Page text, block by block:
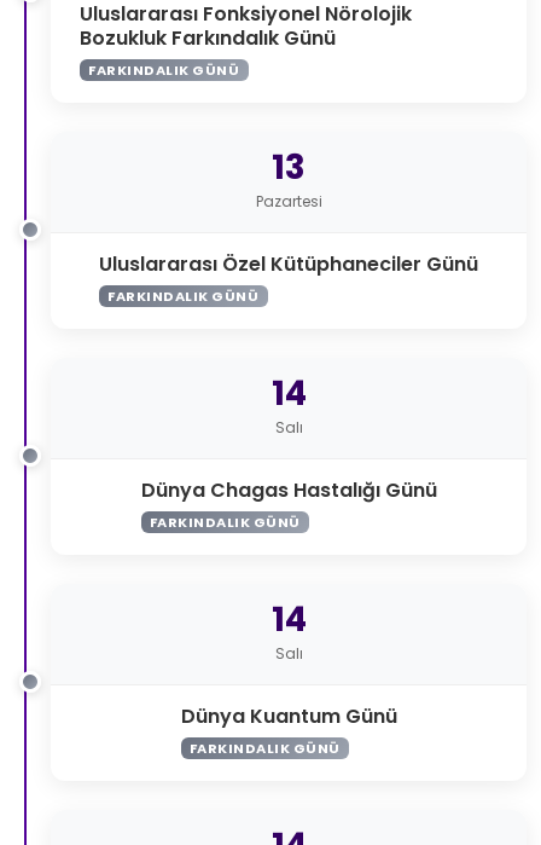
Uluslararası Fonksiyonel Nörolojik
Bozukluk Farkındalık Günü
FARKINDALIK GÜNÜ
13
Pazartesi
Uluslararası Özel Kütüphaneciler Günü
FARKINDALIK GÜNÜ
14
Salı
Dünya Chagas Hastalığı Günü
FARKINDALIK GÜNÜ
14
Salı
Dünya Kuantum Günü
FARKINDALIK GÜNÜ